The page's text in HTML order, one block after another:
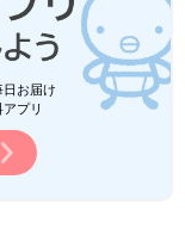
お届け
プリ